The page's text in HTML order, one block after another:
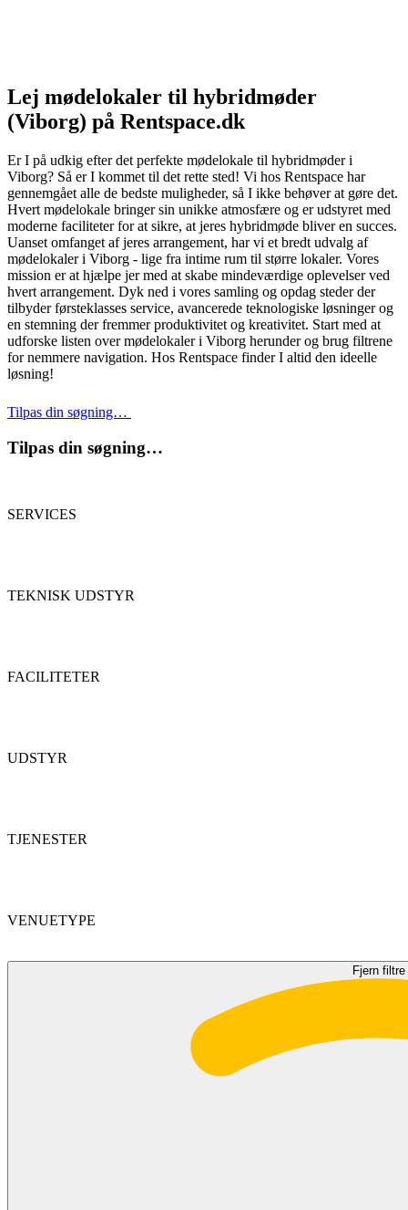
Lej mødelokaler til hybridmøder
(Viborg) på Rentspace.dk
Er I på udkig efter det perfekte mødelokale til hybridmøder i
Viborg? Så er I kommet til det rette sted! Vi hos Rentspace har
gennemgået alle de bedste muligheder, så I ikke behøver at gøre det.
Hvert mødelokale bringer sin unikke atmosfære og er udstyret med
moderne faciliteter for at sikre, at jeres hybridmøde bliver en succes.
Uanset omfanget af jeres arrangement, har vi et bredt udvalg af
mødelokaler i Viborg - lige fra intime rum til større lokaler. Vores
mission er at hjælpe jer med at skabe mindeværdige oplevelser ved
hvert arrangement. Dyk ned i vores samling og opdag steder der
tilbyder førsteklasses service, avancerede teknologiske løsninger og
en stemning der fremmer produktivitet og kreativitet. Start med at
udforske listen over mødelokaler i Viborg herunder og brug filtrene
for nemmere navigation. Hos Rentspace finder I altid den ideelle
løsning!
Tilpas din søgning…
Tilpas din søgning…
SERVICES
TEKNISK UDSTYR
FACILITETER
UDSTYR
TJENESTER
VENUETYPE
Fjern filtre